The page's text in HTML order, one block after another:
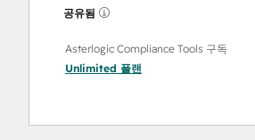
공유됨
Asterlogic Compliance Tools 구독
Unlimited 플랜